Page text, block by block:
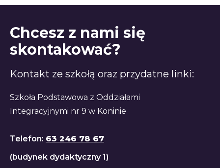
Chcesz z nami się
skontakować?
Kontakt ze szkołą oraz przydatne linki:
Szkoła Podstawowa z Oddziałami
Integracyjnymi nr 9 w Koninie
Telefon: 63 246 78 67
(budynek dydaktyczny 1)